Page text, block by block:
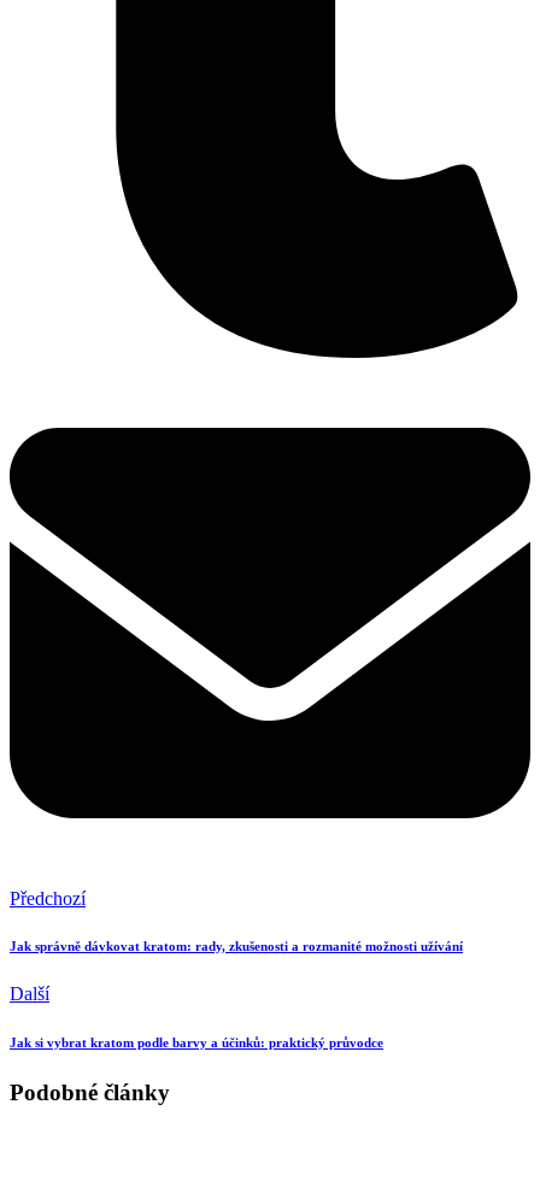
Předchozí
Jak správně dávkovat kratom: rady, zkušenosti a rozmanité možnosti užívání
Další
Jak si vybrat kratom podle barvy a účinků: praktický průvodce
Podobné články